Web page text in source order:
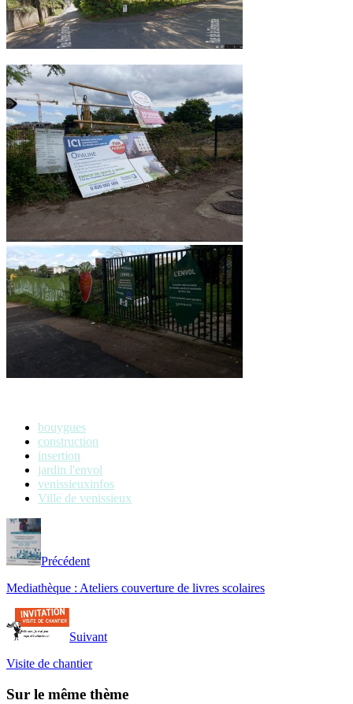
bouygues
construction
insertion
jardin l'envol
venissieuxinfos
Ville de venissieux
Précédent
Mediathèque : Ateliers couverture de livres scolaires
Suivant
Visite de chantier
Sur le même thème